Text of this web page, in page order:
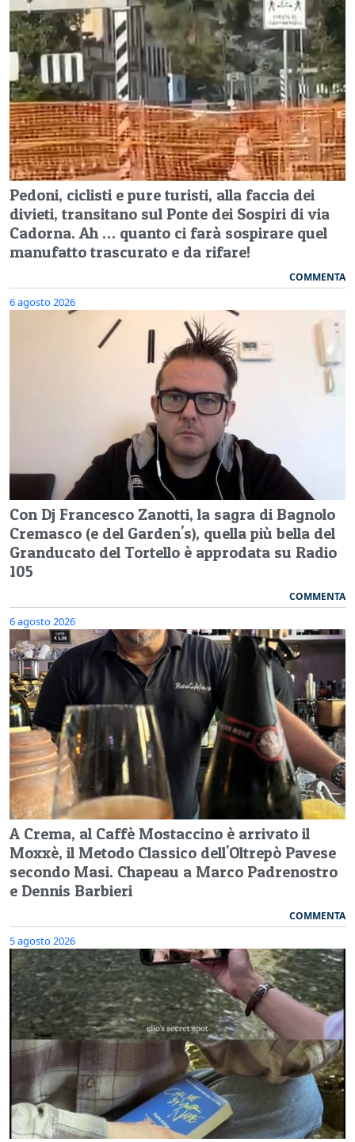
Pedoni, ciclisti e pure turisti, alla faccia dei
divieti, transitano sul Ponte dei Sospiri di via
Cadorna. Ah … quanto ci farà sospirare quel
manufatto trascurato e da rifare!
COMMENTA
6 agosto 2026
Con Dj Francesco Zanotti, la sagra di Bagnolo
Cremasco (e del Garden's), quella più bella del
Granducato del Tortello è approdata su Radio
105
COMMENTA
6 agosto 2026
A Crema, al Caffè Mostaccino è arrivato il
Moxxè, il Metodo Classico dell'Oltrepò Pavese
secondo Masi. Chapeau a Marco Padrenostro
e Dennis Barbieri
COMMENTA
5 agosto 2026